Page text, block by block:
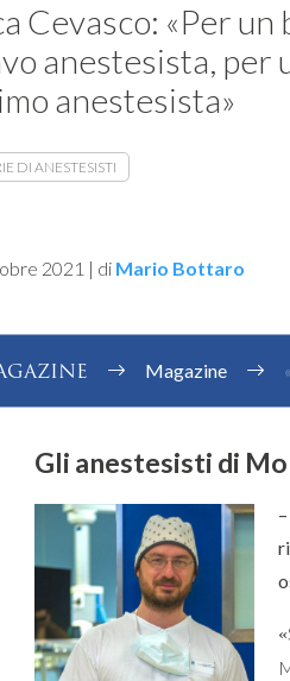
Cevasco: «Per
anestesista, per
anestesista»
DI ANESTESISTI
2021 | di Mario Bottaro
Magazine
Gli anestesisti di
«